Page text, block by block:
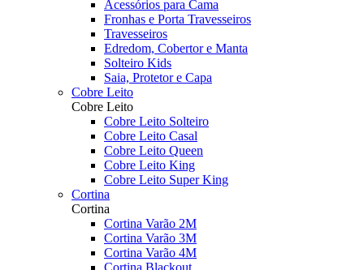
Acessórios para Cama
Fronhas e Porta Travesseiros
Travesseiros
Edredom, Cobertor e Manta
Solteiro Kids
Saia, Protetor e Capa
Cobre Leito
Cobre Leito
Cobre Leito Solteiro
Cobre Leito Casal
Cobre Leito Queen
Cobre Leito King
Cobre Leito Super King
Cortina
Cortina
Cortina Varão 2M
Cortina Varão 3M
Cortina Varão 4M
Cortina Blackout